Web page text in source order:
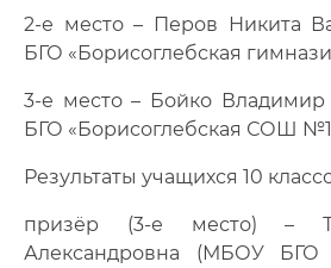
2-е место – Перов Никита
БГО «Борисоглебская
3-е место – Бойко
БГО «Борисоглебская СОШ
Результаты учащихся 10
призёр (3-е место) –
Александровна (МБОУ БГО